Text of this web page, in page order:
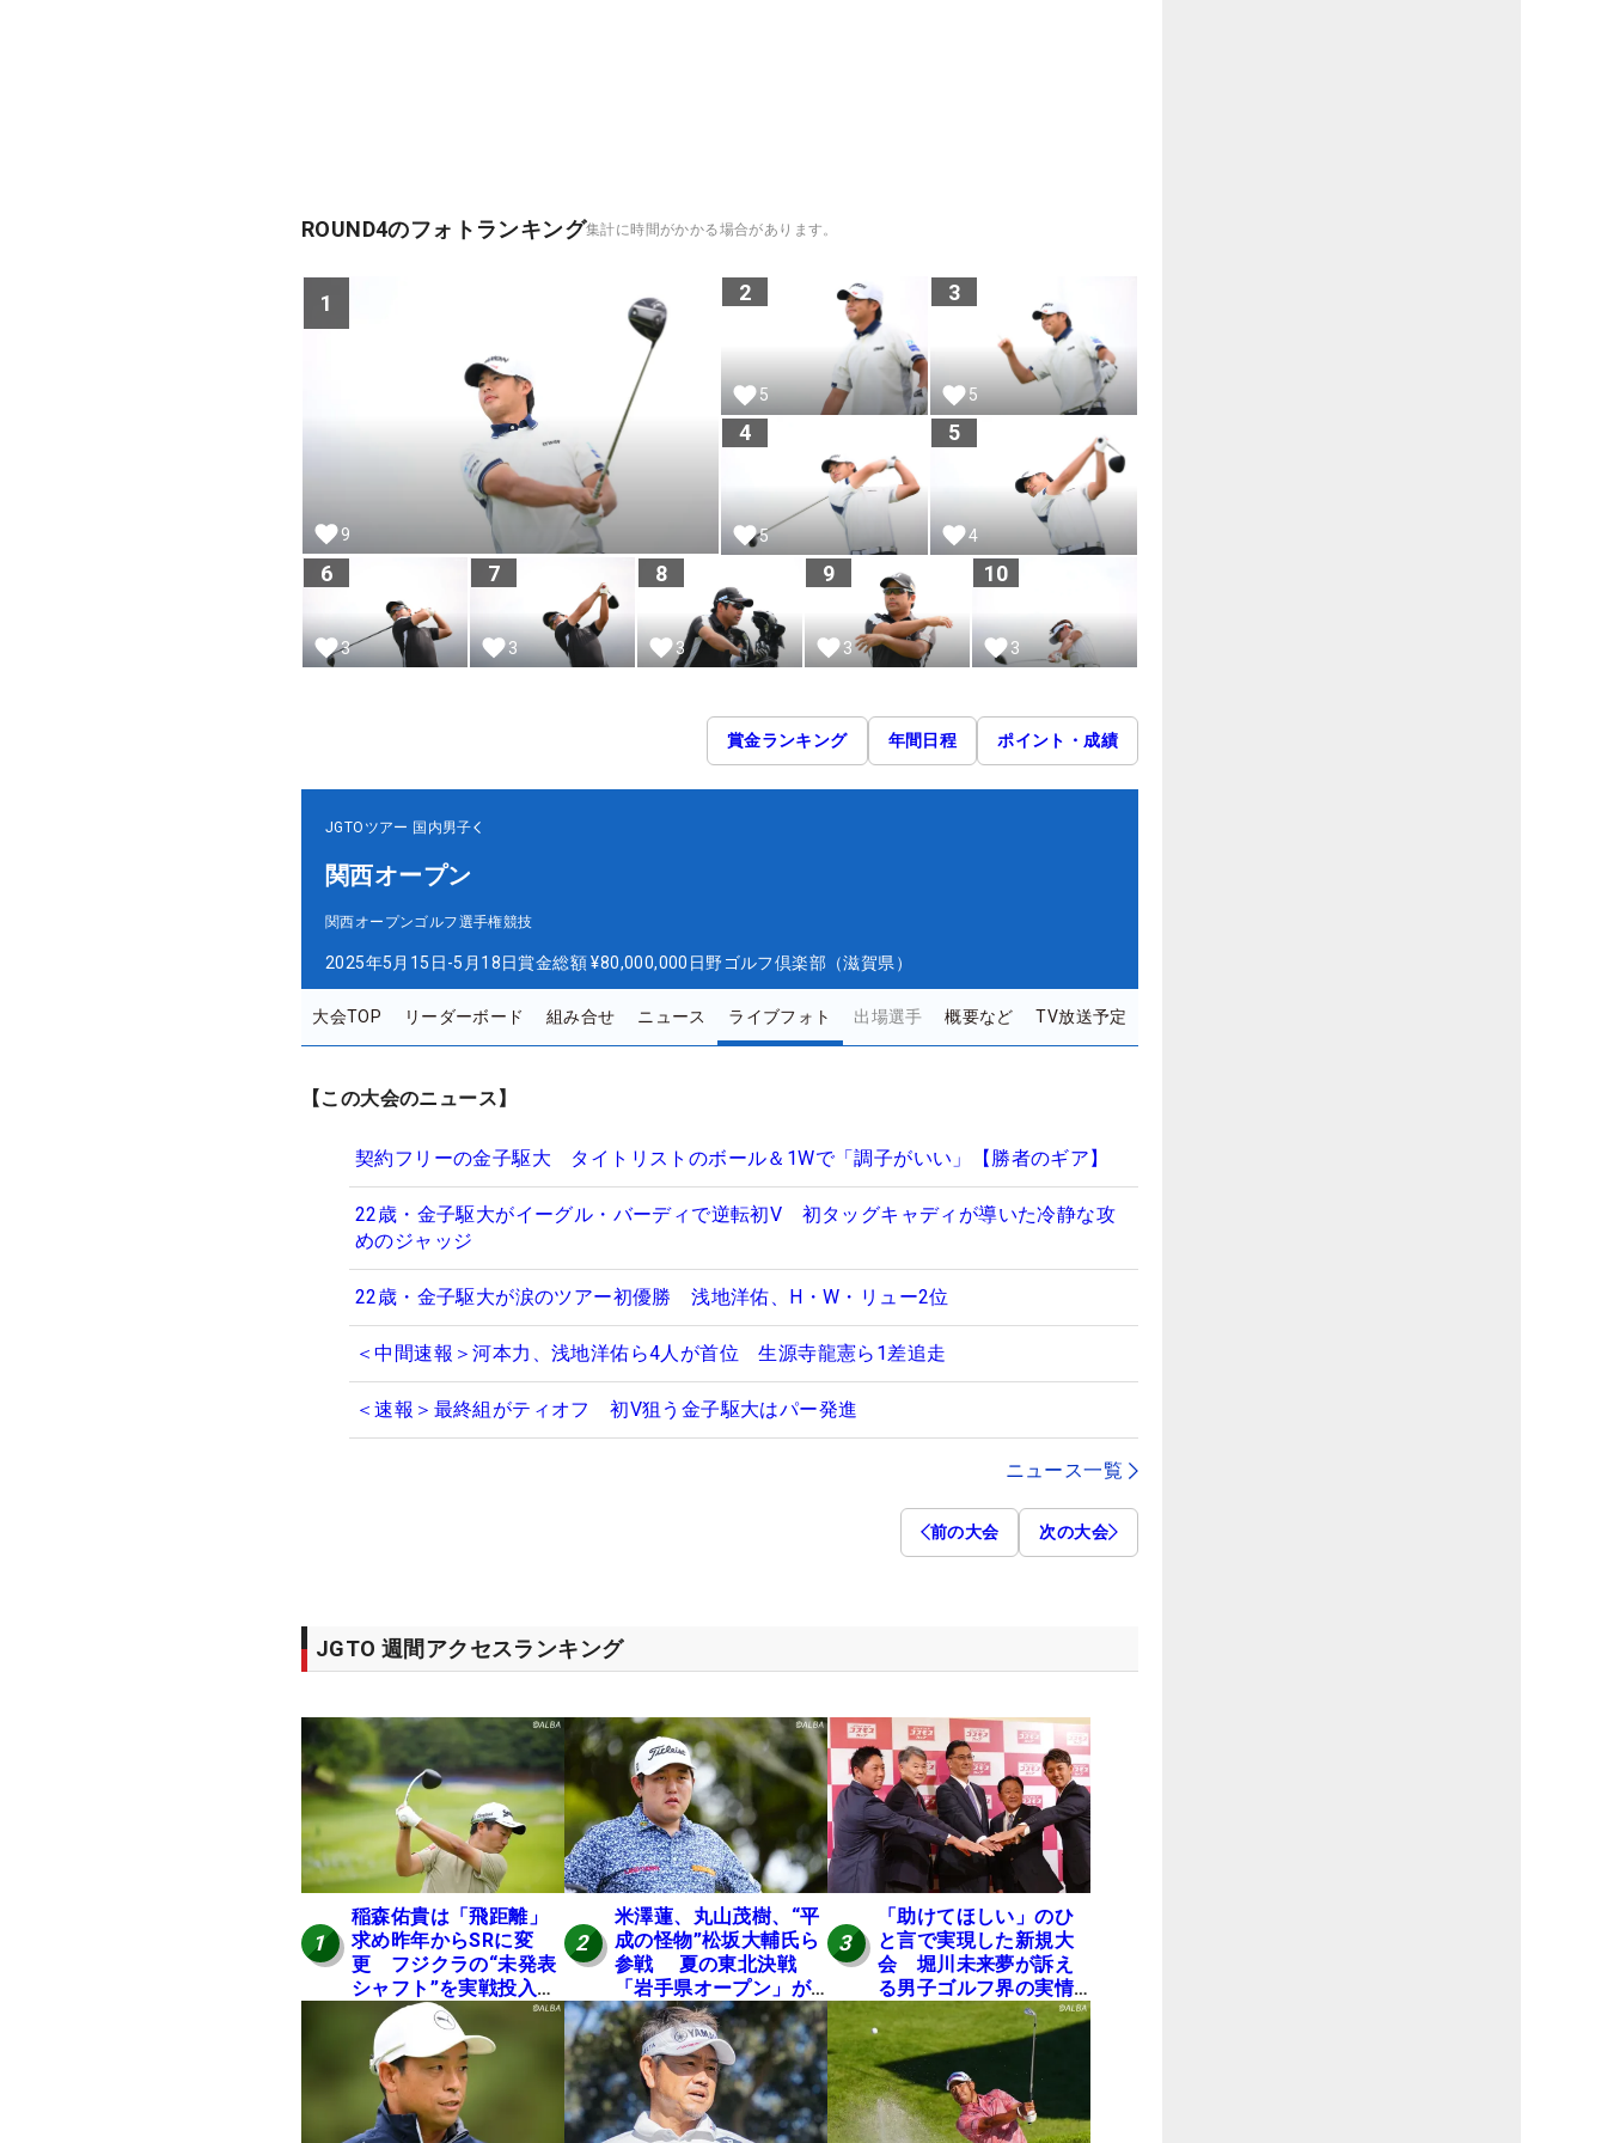
ROUND4のフォトランキング集計に時間がかかる場合があります。
1
9
2
5
3
5
4
5
5
4
6
3
7
3
8
3
9
3
10
3
賞金ランキング 年間日程 ポイント・成績
JGTOツアー 国内男子
関西オープン
関西オープンゴルフ選手権競技
2025年5月15日-5月18日賞金総額 ¥80,000,000 日野ゴルフ倶楽部（滋賀県）
大会TOP リーダーボード 組み合せ ニュース ライブフォト 出場選手 概要など TV放送予定
【この大会のニュース】
契約フリーの金子駆大 タイトリストのボール＆1Wで「調子がいい」【勝者のギア】
22歳・金子駆大がイーグル・バーディで逆転初V 初タッグキャディが導いた冷静な攻
めのジャッジ
22歳・金子駆大が涙のツアー初優勝 浅地洋佑、H・W・リュー2位
＜中間速報＞河本力、浅地洋佑ら4人が首位 生源寺龍憲ら1差追走
＜速報＞最終組がティオフ 初V狙う金子駆大はパー発進
ニュース一覧
前の大会 次の大会
JGTO 週間アクセスランキング
1
稲森佑貴は「飛距離」
求め昨年からSRに変
更 フジクラの“未発表
シャフト”を実戦投入し
好感触「つかまえにい
ける」【男子ツアーの
ヒトネタ！】
2
米澤蓮、丸山茂樹、“平
成の怪物”松坂大輔氏ら
参戦 夏の東北決戦
「岩手県オープン」が8
日開幕
3
「助けてほしい」のひ
と言で実現した新規大
会 堀川未来夢が訴え
る男子ゴルフ界の実情
と開催の舞台裏